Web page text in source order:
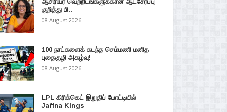
குறித்து பி..
08 August 2026
100 நாட்களைக் கடந்த செம்மணி மனித
புதைகுழி அகழ்வு!
08 August 2026
LPL கிரிக்கெட் இறுதிப் போட்டியில்
Jaffna Kings